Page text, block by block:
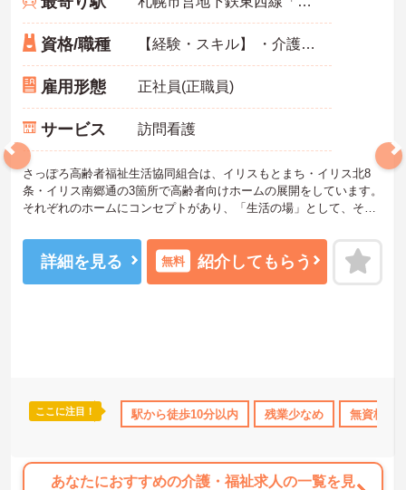
格OK ブランクOK 社会保険完備 交通費支給
資格/職種 【経験・スキル】 ・介護職員初任者研修（旧ホームヘルパー2級以上） ・老人ホーム等の施設系介護職の経験者 ※介護福祉士はなお良し
雇用形態 正社員(正職員)
サービス 訪問看護
さっぽろ高齢者福祉生活協同組合は、イリスもとまち・イリス北8
条・イリス南郷通の3箇所で高齢者向けホームの展開をしています。
それぞれのホームにコンセプトがあり、「生活の場」として、その
に寄り添うケアを目指しています。また、本当に生涯「安心」して
暮らせる住まいを目指しており、様々な不安を抱える高齢者の生活
サポートをしています。イリス南郷通は、お元気な方から介護が必
詳細を見る 無料 紹介してもらう
ここに注目！ 駅から徒歩10分以内 残業少なめ 無資格OK
あなたにおすすめの介護・福祉求人の一覧を見